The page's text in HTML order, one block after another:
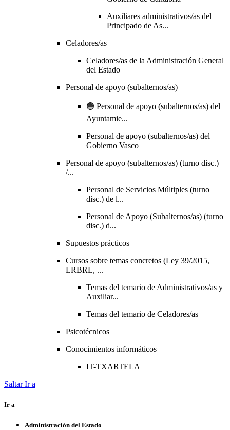
Auxiliares administrativos/as del
Principado de As...
Celadores/as
Celadores/as de la Administración General
del Estado
Personal de apoyo (subalternos/as)
🟢 Personal de apoyo (subalternos/as) del
Ayuntamie...
Personal de apoyo (subalternos/as) del
Gobierno Vasco
Personal de apoyo (subalternos/as) (turno disc.)
/...
Personal de Servicios Múltiples (turno
disc.) de l...
Personal de Apoyo (Subalternos/as) (turno
disc.) d...
Supuestos prácticos
Cursos sobre temas concretos (Ley 39/2015,
LRBRL, ...
Temas del temario de Administrativos/as y
Auxiliar...
Temas del temario de Celadores/as
Psicotécnicos
Conocimientos informáticos
IT-TXARTELA
Saltar Ir a
Ir a
Administración del Estado